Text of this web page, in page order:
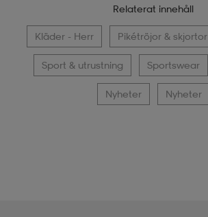
Relaterat innehåll
Kläder - Herr Pikétröjor & skjortor
Sport & utrustning Sportswear
Nyheter Nyheter